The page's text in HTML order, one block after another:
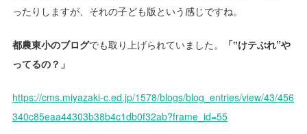
ったりしますが、それの子ども版という感じですね。
都農東小のブログでも取り上げられていました。
「‟けテぶれ”や
ってるの？」
https://cms.miyazaki-c.ed.jp/1578/blogs/blog_entries/view/43/456
340c85eaa44303b38b4c1db0f32ab?frame_id=55